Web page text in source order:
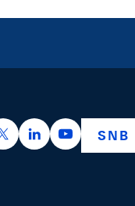
https://x.com/snb_bns
https://https://
SNB